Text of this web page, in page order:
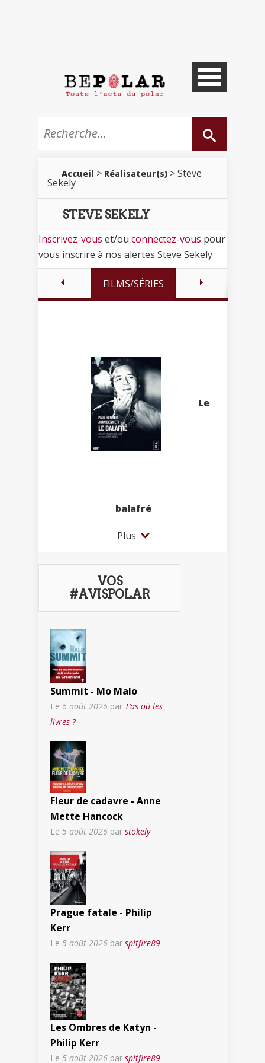
Accueil > Réalisateur(s) > Steve
Sekely
STEVE SEKELY
Inscrivez-vous et/ou connectez-vous pour
vous inscrire à nos alertes Steve Sekely
FILMS/SÉRIES
Le
balafré
Plus
VOS
#AVISPOLAR
Summit - Mo Malo
Le 6 août 2026 par T’as où les
livres ?
Fleur de cadavre - Anne
Mette Hancock
Le 5 août 2026 par stokely
Prague fatale - Philip
Kerr
Le 5 août 2026 par spitfire89
Les Ombres de Katyn -
Philip Kerr
Le 5 août 2026 par spitfire89